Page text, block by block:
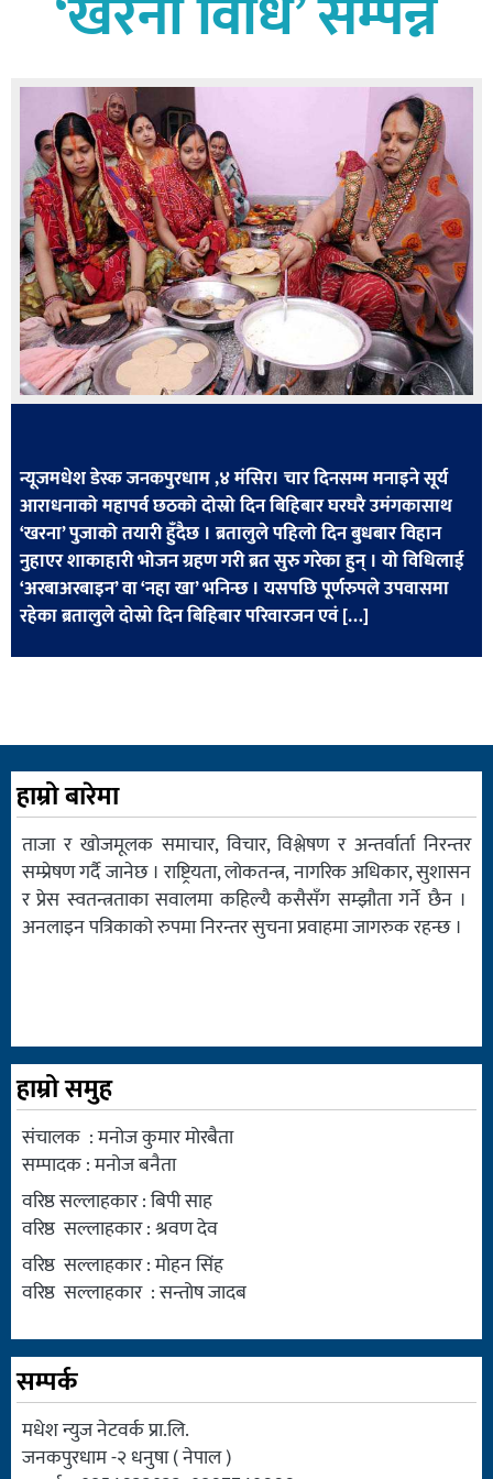
बागमती
सुदूरपश्चिम
मधेश
विशेष
राजनीति
प्रमुख
समाचार
राष्ट्रिय
अन्तराष्ट्रिय
अर्थ
खेलकुद
मनोरञ्जन
फोटो
भिडियो
समाज
शिक्षा
विचार
स्वास्थ्य
न्यूजमधेश डेस्क जनकपुरधाम ,४ मंसिर। चार दिनसम्म मनाइने सूर्य
आराधनाको महापर्व छठको दोस्रो दिन बिहिबार घरघरै उमंगकासाथ
‘खरना’ पुजाको तयारी हुँदैछ । ब्रतालुले पहिलो दिन बुधबार विहान
नुहाएर शाकाहारी भोजन ग्रहण गरी ब्रत सुरु गरेका हुन् । यो विधिलाई
‘अरबाअरबाइन’ वा ‘नहा खा’ भनिन्छ । यसपछि पूर्णरुपले उपवासमा
रहेका ब्रतालुले दोस्रो दिन बिहिबार परिवारजन एवं […]
हाम्रो बारेमा
ताजा र खोजमूलक समाचार, विचार, विश्लेषण र अन्तर्वार्ता निरन्तर
सम्प्रेषण गर्दै जानेछ । राष्ट्रियता, लोकतन्त्र, नागरिक अधिकार, सुशासन
र प्रेस स्वतन्त्रताका सवालमा कहिल्यै कसैसँग सम्झौता गर्ने छैन ।
अनलाइन पत्रिकाको रुपमा निरन्तर सुचना प्रवाहमा जागरुक रहन्छ ।
हाम्रो समुह
संचालक : मनोज कुमार मोरबैता
सम्पादक : मनोज बनैता
वरिष्ठ सल्लाहकार : बिपी साह
वरिष्ठ सल्लाहकार : श्रवण देव
वरिष्ठ सल्लाहकार : मोहन सिंह
वरिष्ठ सल्लाहकार : सन्तोष जादब
सम्पर्क
मधेश न्युज नेटवर्क प्रा.लि.
जनकपुरधाम -२ धनुषा ( नेपाल )